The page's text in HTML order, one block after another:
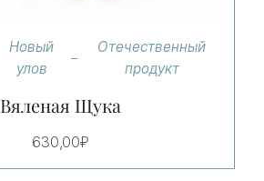
Новый
улов
Отечественный
продукт
Вяленая Щука
630,00₽